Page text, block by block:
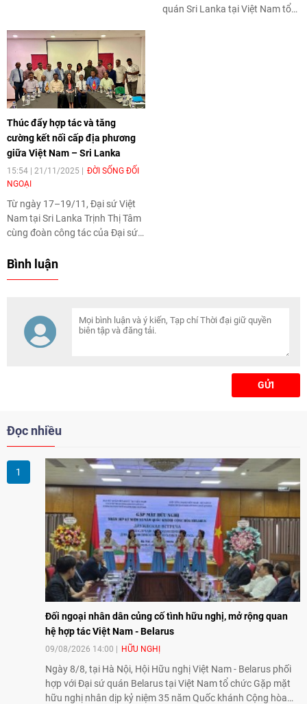
Fernando, Giám đốc điều hành
Viện Advocata, về ý nghĩa của
chuyến thăm cũng như triển
vọng hợp tác giữa Việt Nam và
Sri Lanka trong giai đoạn tới.
quán Sri Lanka tại Việt Nam tổ
Thúc đẩy hợp tác và tăng
cường kết nối cấp địa phương
giữa Việt Nam – Sri Lanka
15:54 | 21/11/2025
ĐỜI SỐNG ĐỐI
NGOẠI
Từ ngày 17–19/11, Đại sứ Việt
Nam tại Sri Lanka Trịnh Thị Tâm
cùng đoàn công tác của Đại sứ
việc tại tỉnh Miền Bắc Sri Lanka
các địa phương hai nước.
Bình luận
GỬI
Đọc nhiều
Đối ngoại nhân dân củng cố tình hữu nghị, mở rộng quan
hệ hợp tác Việt Nam - Belarus
09/08/2026 14:00 HỮU NGHỊ
Ngày 8/8, tại Hà Nội, Hội Hữu nghị Việt Nam - Belarus phối
hợp với Đại sứ quán Belarus tại Việt Nam tổ chức Gặp mặt
hữu nghị nhân dịp kỷ niệm 35 năm Quốc khánh Cộng hòa